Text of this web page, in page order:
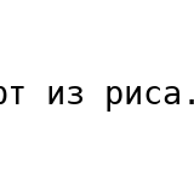
из